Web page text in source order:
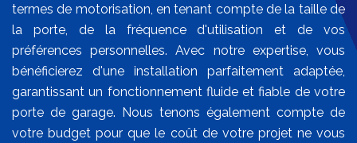
termes de motorisation, en tenant compte de la taille de
la porte, de la fréquence d'utilisation et de vos
préférences personnelles. Avec notre expertise, vous
bénéficierez d'une installation parfaitement adaptée,
garantissant un fonctionnement fluide et fiable de votre
porte de garage. Nous tenons également compte de
votre budget pour que le coût de votre projet ne vous